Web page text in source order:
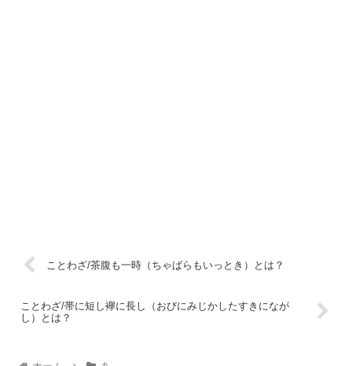
ことわざ/茶腹も一時（ちゃばらもいっとき）とは？
ことわざ/帯に短し襷に長し（おびにみじかしたすきになが
し）とは？